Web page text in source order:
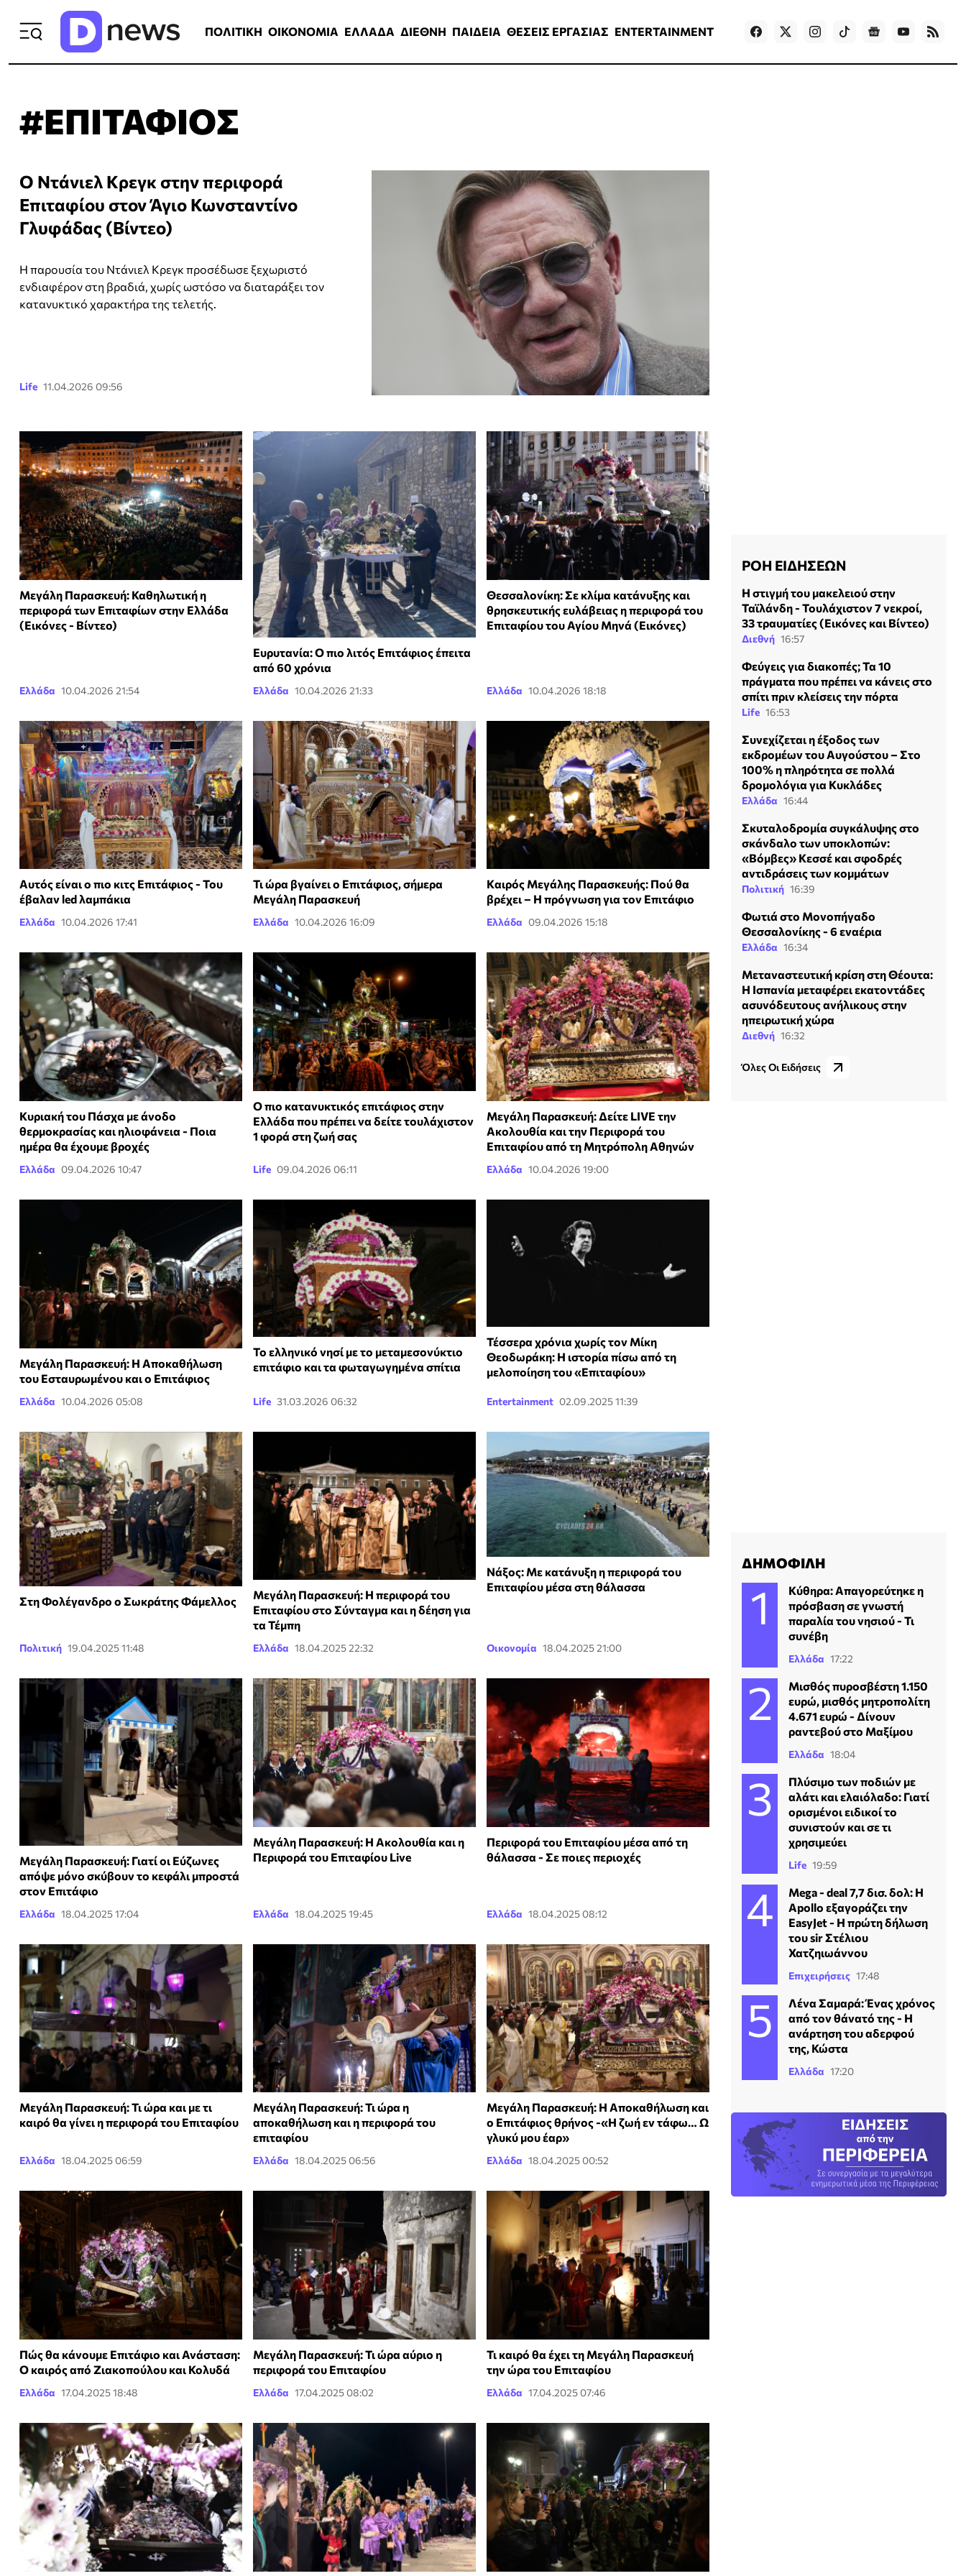
ΠΟΛΙΤΙΚΗ ΟΙΚΟΝΟΜΙΑ ΕΛΛΑΔΑ ΔΙΕΘΝΗ ΠΑΙΔΕΙΑ ΘΕΣΕΙΣ ΕΡΓΑΣΙΑΣ ENTERTAINMENT Games
#ΕΠΙΤΑΦΙΟΣ
Ο Ντάνιελ Κρεγκ στην περιφορά
Επιταφίου στον Άγιο Κωνσταντίνο
Γλυφάδας (Βίντεο)
Η παρουσία του Ντάνιελ Κρεγκ προσέδωσε ξεχωριστό
ενδιαφέρον στη βραδιά, χωρίς ωστόσο να διαταράξει τον
κατανυκτικό χαρακτήρα της τελετής.
Life 11.04.2026 09:56
Μεγάλη Παρασκευή: Καθηλωτική η
περιφορά των Επιταφίων στην Ελλάδα
(Εικόνες - Βίντεο)
Ελλάδα 10.04.2026 21:54
Ευρυτανία: Ο πιο λιτός Επιτάφιος έπειτα
από 60 χρόνια
Ελλάδα 10.04.2026 21:33
Θεσσαλονίκη: Σε κλίμα κατάνυξης και
θρησκευτικής ευλάβειας η περιφορά του
Επιταφίου του Αγίου Μηνά (Εικόνες)
Ελλάδα 10.04.2026 18:18
Αυτός είναι ο πιο κιτς Επιτάφιος - Του
έβαλαν led λαμπάκια
Ελλάδα 10.04.2026 17:41
Τι ώρα βγαίνει ο Επιτάφιος, σήμερα
Μεγάλη Παρασκευή
Ελλάδα 10.04.2026 16:09
Kαιρός Μεγάλης Παρασκευής: Πού θα
βρέχει – Η πρόγνωση για τον Επιτάφιο
Ελλάδα 09.04.2026 15:18
Κυριακή του Πάσχα με άνοδο
θερμοκρασίας και ηλιοφάνεια - Ποια
ημέρα θα έχουμε βροχές
Ελλάδα 09.04.2026 10:47
Ο πιο κατανυκτικός επιτάφιος στην
Ελλάδα που πρέπει να δείτε τουλάχιστον
1 φορά στη ζωή σας
Life 09.04.2026 06:11
Μεγάλη Παρασκευή: Δείτε LIVE την
Ακολουθία και την Περιφορά του
Επιταφίου από τη Μητρόπολη Αθηνών
Ελλάδα 10.04.2026 19:00
Μεγάλη Παρασκευή: Η Αποκαθήλωση
του Εσταυρωμένου και ο Επιτάφιος
Ελλάδα 10.04.2026 05:08
Το ελληνικό νησί με το μεταμεσονύκτιο
επιτάφιο και τα φωταγωγημένα σπίτια
Life 31.03.2026 06:32
Τέσσερα χρόνια χωρίς τον Μίκη
Θεοδωράκη: Η ιστορία πίσω από τη
μελοποίηση του «Επιταφίου»
Entertainment 02.09.2025 11:39
Στη Φολέγανδρο ο Σωκράτης Φάμελλος
Πολιτική 19.04.2025 11:48
Μεγάλη Παρασκευή: Η περιφορά του
Επιταφίου στο Σύνταγμα και η δέηση για
τα Τέμπη
Ελλάδα 18.04.2025 22:32
Νάξος: Με κατάνυξη η περιφορά του
Επιταφίου μέσα στη θάλασσα
Οικονομία 18.04.2025 21:00
Μεγάλη Παρασκευή: Γιατί οι Εύζωνες
απόψε μόνο σκύβουν το κεφάλι μπροστά
στον Επιτάφιο
Ελλάδα 18.04.2025 17:04
Μεγάλη Παρασκευή: H Ακολουθία και η
Περιφορά του Επιταφίου Live
Ελλάδα 18.04.2025 19:45
Περιφορά του Επιταφίου μέσα από τη
θάλασσα - Σε ποιες περιοχές
Ελλάδα 18.04.2025 08:12
Μεγάλη Παρασκευή: Τι ώρα και με τι
καιρό θα γίνει η περιφορά του Επιταφίου
Ελλάδα 18.04.2025 06:59
Μεγάλη Παρασκευή: Τι ώρα η
αποκαθήλωση και η περιφορά του
επιταφίου
Ελλάδα 18.04.2025 06:56
Μεγάλη Παρασκευή: Η Αποκαθήλωση και
ο Επιτάφιος θρήνος -«Η ζωή εν τάφω… Ω
γλυκύ μου έαρ»
Ελλάδα 18.04.2025 00:52
Πώς θα κάνουμε Επιτάφιο και Ανάσταση:
Ο καιρός από Ζιακοπούλου και Κολυδά
Ελλάδα 17.04.2025 18:48
Μεγάλη Παρασκευή: Τι ώρα αύριο η
περιφορά του Επιταφίου
Ελλάδα 17.04.2025 08:02
Τι καιρό θα έχει τη Μεγάλη Παρασκευή
την ώρα του Επιταφίου
Ελλάδα 17.04.2025 07:46
ΡΟΗ ΕΙΔΗΣΕΩΝ
Η στιγμή του μακελειού στην
Ταϊλάνδη - Τουλάχιστον 7 νεκροί,
33 τραυματίες (Εικόνες και Βίντεο)
Διεθνή 16:57
Φεύγεις για διακοπές; Τα 10
πράγματα που πρέπει να κάνεις στο
σπίτι πριν κλείσεις την πόρτα
Life 16:53
Συνεχίζεται η έξοδος των
εκδρομέων του Αυγούστου – Στο
100% η πληρότητα σε πολλά
δρομολόγια για Κυκλάδες
Ελλάδα 16:44
Σκυταλοδρομία συγκάλυψης στο
σκάνδαλο των υποκλοπών:
«Βόμβες» Κεσσέ και σφοδρές
αντιδράσεις των κομμάτων
Πολιτική 16:39
Φωτιά στο Μονοπήγαδο
Θεσσαλονίκης - 6 εναέρια
Ελλάδα 16:34
Μεταναστευτική κρίση στη Θέουτα:
Η Ισπανία μεταφέρει εκατοντάδες
ασυνόδευτους ανήλικους στην
ηπειρωτική χώρα
Διεθνή 16:32
Όλες Οι Ειδήσεις
ΔΗΜΟΦΙΛΗ
Κύθηρα: Απαγορεύτηκε η
πρόσβαση σε γνωστή
παραλία του νησιού - Τι
συνέβη
Ελλάδα 17:22
Μισθός πυροσβέστη 1.150
ευρώ, μισθός μητροπολίτη
4.671 ευρώ - Δίνουν
ραντεβού στο Μαξίμου
Ελλάδα 18:04
Πλύσιμο των ποδιών με
αλάτι και ελαιόλαδο: Γιατί
ορισμένοι ειδικοί το
συνιστούν και σε τι
χρησιμεύει
Life 19:59
Mega - deal 7,7 δισ. δολ: Η
Apollo εξαγοράζει την
EasyJet - Η πρώτη δήλωση
του sir Στέλιου
Χατζηιωάννου
Επιχειρήσεις 17:48
Λένα Σαμαρά: Ένας χρόνος
από τον θάνατό της - Η
ανάρτηση του αδερφού
της, Κώστα
Ελλάδα 17:20